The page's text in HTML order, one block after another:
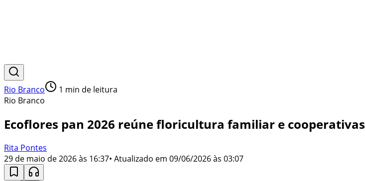
Rio Branco 1 min de leitura
Rio Branco
Ecoflores pan 2026 reúne floricultura familiar e cooperativas
Rita Pontes
29 de maio de 2026 às 16:37• Atualizado em 09/06/2026 às 03:07